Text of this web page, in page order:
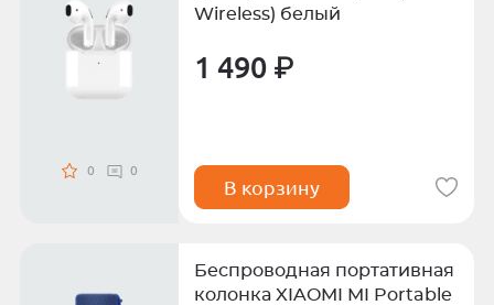
0 0
Wireless) белый
1 490 ₽
В корзину
Беспроводная портативная
колонка XIAOMI MI Portable